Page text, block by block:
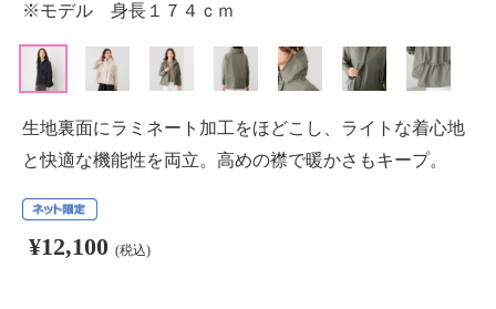
※モデル 身長１７４ｃｍ
生地裏面にラミネート加工をほどこし、ライトな着心地
と快適な機能性を両立。高めの襟で暖かさもキープ。
¥12,100 (税込)